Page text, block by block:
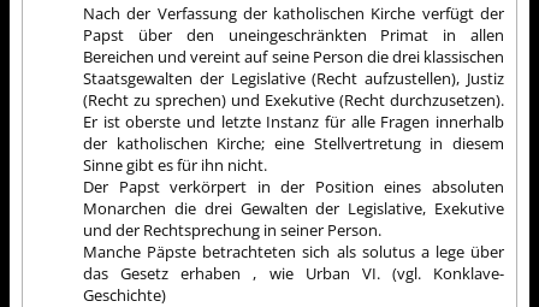
Nach der Verfassung der katholischen Kirche verfügt der
Papst über den uneingeschränkten Primat in allen
Bereichen und vereint auf seine Person die drei klassischen
Staatsgewalten der Legislative (Recht aufzustellen), Justiz
(Recht zu sprechen) und Exekutive (Recht durchzusetzen).
Er ist oberste und letzte Instanz für alle Fragen innerhalb
der katholischen Kirche; eine Stellvertretung in diesem
Sinne gibt es für ihn nicht.
Der Papst verkörpert in der Position eines absoluten
Monarchen die drei Gewalten der Legislative, Exekutive
und der Rechtsprechung in seiner Person.
Manche Päpste betrachteten sich als solutus a lege über
das Gesetz erhaben , wie Urban VI. (vgl. Konklave-
Geschichte)